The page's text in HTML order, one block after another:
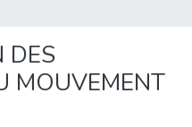
DES
MOUVEMENT